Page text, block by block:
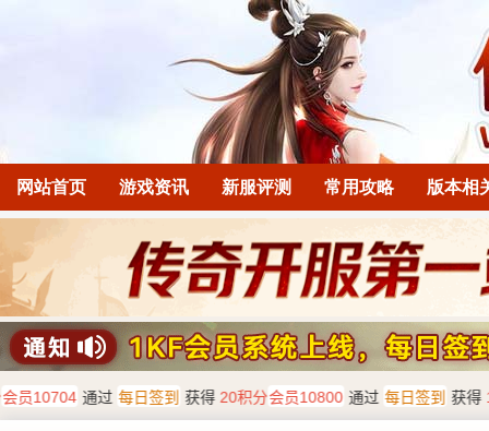
网站首页 游戏资讯 新服评测 常用攻略 版本相